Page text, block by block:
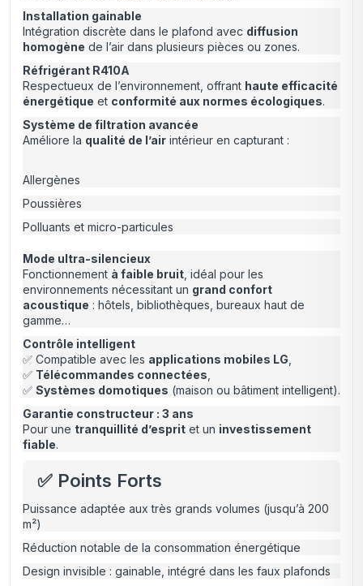
Installation gainable
Intégration discrète dans le plafond avec diffusion
homogène de l’air dans plusieurs pièces ou zones.
Réfrigérant R410A
Respectueux de l’environnement, offrant haute efficacité
énergétique et conformité aux normes écologiques.
Système de filtration avancée
Améliore la qualité de l’air intérieur en capturant :
Allergènes
Poussières
Polluants et micro-particules
Mode ultra-silencieux
Fonctionnement à faible bruit , idéal pour les
environnements nécessitant un grand confort
acoustique : hôtels, bibliothèques, bureaux haut de
gamme…
Contrôle intelligent
✅ Compatible avec les applications mobiles LG
✅ Télécommandes connectées
✅ Systèmes domotiques (maison ou bâtiment intelligent).
Garantie constructeur : 3 ans
Pour une tranquillité d’esprit et un investissement
fiable.
✅ Points Forts
Puissance adaptée aux très grands volumes (jusqu’à 200
m²)
Réduction notable de la consommation énergétique
Design invisible : gainable, intégré dans les faux plafonds